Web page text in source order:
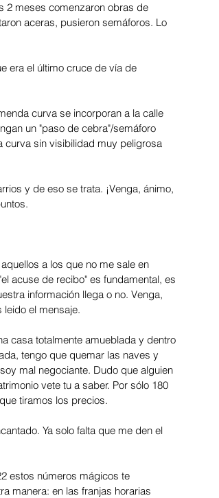
2 meses comenzaron obras de
aceras, pusieron semáforos. Lo
era el último cruce de vía de
curva se incorporan a la calle
un "paso de cebra"/semáforo
curva sin visibilidad muy peligrosa
y de eso se trata. ¡Venga, ánimo,
a los que no me sale en
acuse de recibo" es fundamental, es
información llega o no. Venga,
el mensaje.
casa totalmente amueblada y dentro
tengo que quemar las naves y
mal negociante. Dudo que alguien
vete tu a saber. Por sólo 180
que tiramos los precios.
Ya solo falta que me den el
estos números mágicos te
manera: en las franjas horarias